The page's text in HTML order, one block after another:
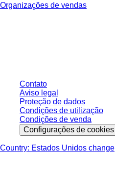
Organizações de vendas
Contato
Aviso legal
Proteção de dados
Condições de utilização
Condições de venda
Configurações de cookies
Country: Estados Unidos change